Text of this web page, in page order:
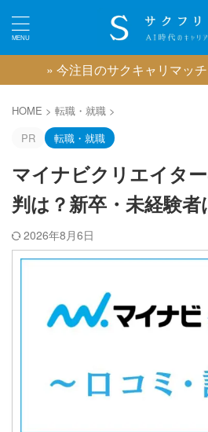
カテゴリー
ピックアップ
IT業界に強い転職エージェント
広告業界に強い転職エージェント
ゲーム業界に強い転職エージェント
クリエイティブ職に強い転職エージ
おすすめのキャリアコーチング
おすすめのコンサルタントエージ
おすすめの副業エージェント
» 今注目のサクキャリマッ
HOME > 転職・就職 >
PR
転職・就職
マイナビクリエイタ
判は？新卒・未経験
2026年8月6日